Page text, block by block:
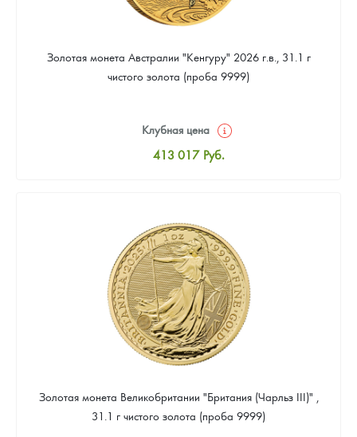
Золотая монета Австралии "Кенгуру" 2026 г.в., 31.1 г
чистого золота (проба 9999)
Клубная цена
413 017 Руб.
380 694 Руб.
Золотая монета Великобритании "Британия (Чарльз III)" ,
31.1 г чистого золота (проба 9999)